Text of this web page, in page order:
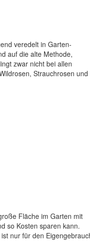
veredelt in Garten-
auf die alte Methode,
zwar nicht bei allen
Strauchrosen und
Fläche im Garten mit
so Kosten sparen kann.
nur für den